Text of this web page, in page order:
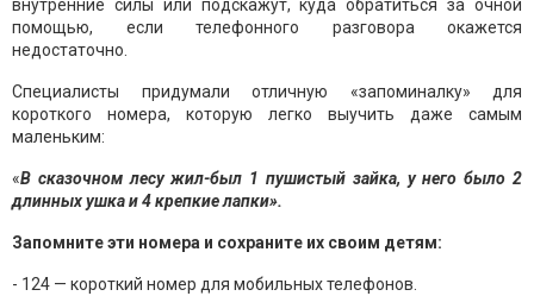
внутренние силы или подскажут, куда обратиться за очной
помощью, если телефонного разговора окажется
недостаточно.
Специалисты придумали отличную «запоминалку» для
короткого номера, которую легко выучить даже самым
маленьким:
«В сказочном лесу жил-был 1 пушистый зайка, у него было 2
длинных ушка и 4 крепкие лапки».
Запомните эти номера и сохраните их своим детям:
- 124 — короткий номер для мобильных телефонов.